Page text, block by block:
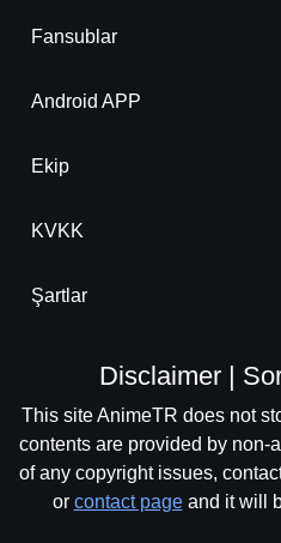
Fansublar
Android APP
Ekip
KVKK
Şartlar
Disclaimer |
This site AnimeTR does not
contents are provided by non-
of any copyright issues,
or contact pageand it will